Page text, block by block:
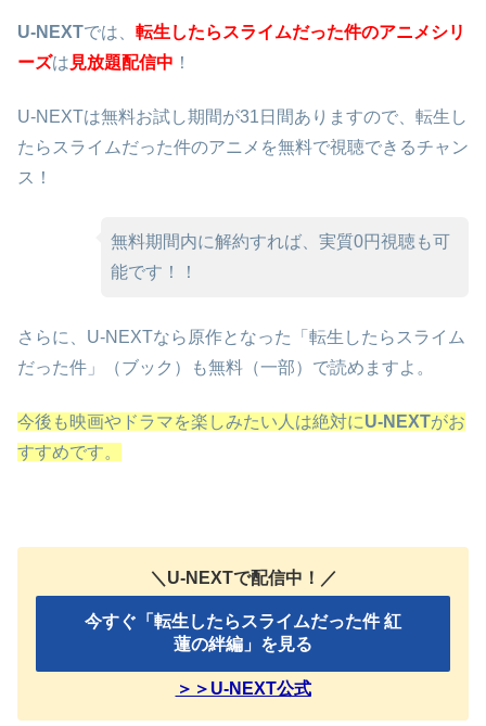
U-NEXTでは、 転生したらスライムだった件のアニメシリ
ーズは 見放題配信中 ！
U-NEXTは無料お試し期間が31日間ありますので、転生し
たらスライムだった件のアニメを無料で視聴できるチャン
ス！
無料期間内に解約すれば、実質0円視聴も可
能です！！
さらに、U-NEXTなら原作となった「転生したらスライム
だった件」（ブック）も無料（一部）で読めますよ。
今後も映画やドラマを楽しみたい人は絶対にU-NEXTがお
すすめです。
＼U-NEXTで配信中！／
今すぐ「転生したらスライムだった件 紅
蓮の絆編」を見る
＞＞U-NEXT公式